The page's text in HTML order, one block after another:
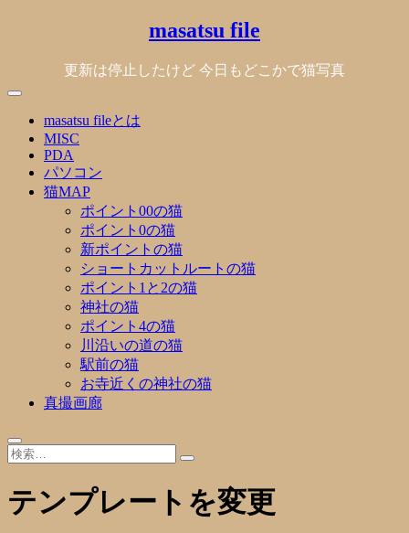
masatsu file
更新は停止したけど 今日もどこかで猫写真
masatsu fileとは
MISC
PDA
パソコン
猫MAP
ポイント00の猫
ポイント0の猫
新ポイントの猫
ショートカットルートの猫
ポイント1と2の猫
神社の猫
ポイント4の猫
川沿いの道の猫
駅前の猫
お寺近くの神社の猫
真撮画廊
テンプレートを変更